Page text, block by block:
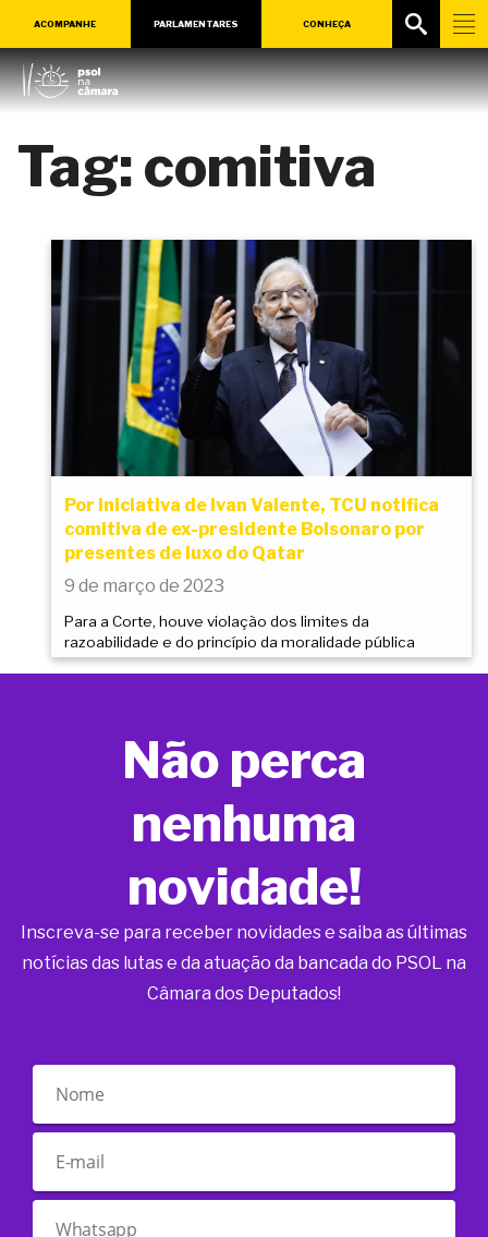
ACOMPANHE PARLAMENTARES CONHEÇA
Tag:comitiva
Por iniciativa de Ivan Valente, TCU notifica
comitiva de ex-presidente Bolsonaro por
presentes de luxo do Qatar
9 de março de 2023
Para a Corte, houve violação dos limites da
razoabilidade e do princípio da moralidade pública
Não perca
nenhuma
novidade!
Inscreva-se para receber novidades e saiba as últimas
notícias das lutas e da atuação da bancada do PSOL na
Câmara dos Deputados!